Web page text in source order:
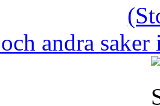
andra